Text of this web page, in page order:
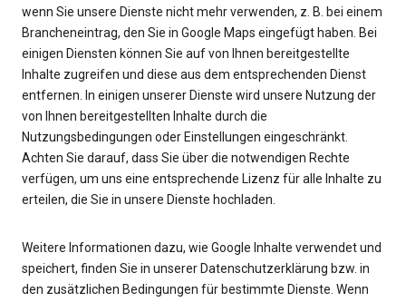
wenn Sie unsere Dienste nicht mehr verwenden, z. B. bei einem
Brancheneintrag, den Sie in Google Maps eingefügt haben. Bei
einigen Diensten können Sie auf von Ihnen bereitgestellte
Inhalte zugreifen und diese aus dem entsprechenden Dienst
entfernen. In einigen unserer Dienste wird unsere Nutzung der
von Ihnen bereitgestellten Inhalte durch die
Nutzungsbedingungen oder Einstellungen eingeschränkt.
Achten Sie darauf, dass Sie über die notwendigen Rechte
verfügen, um uns eine entsprechende Lizenz für alle Inhalte zu
erteilen, die Sie in unsere Dienste hochladen.
Weitere Informationen dazu, wie Google Inhalte verwendet und
speichert, finden Sie in unserer Datenschutzerklärung bzw. in
den zusätzlichen Bedingungen für bestimmte Dienste. Wenn